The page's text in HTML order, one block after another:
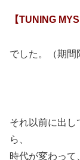
【TUNING
でした。（期間
それ以前に出し
ら、
時代が変わって